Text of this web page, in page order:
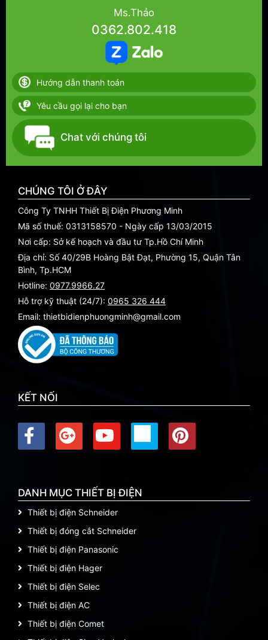
Ms.Thảo
0362.802.418
Hướng dẫn thanh toán
Yêu cầu gọi lại cho bạn
Chat với chúng tôi
CHÚNG TÔI Ở ĐÂY
Công Ty TNHH Thiết Bị Điện Phương Minh
Mã số thuế: 0313158570 - Ngày cấp 13/03/2015
Nơi cấp: Sở kế hoạch và đầu tư Tp.Hồ Chí Minh
Địa chỉ: Số 40/29B Hoàng Bật Đạt, Phường 15, Quận Tân
Bình, Tp.HCM
Hotline: 0977.9966.27
Hỗ trợ kỹ thuật (24/7): 0965 326 444
Email: thietbidienphuongminh@gmail.com
KẾT NỐI
DANH MỤC THIẾT BỊ ĐIỆN
Thiết bị điện Schneider
Thiết bị đóng cắt Schneider
Thiết bị điện Panasonic
Thiết bị điện Hager
Thiết bị điện Selec
Thiết bị điện AC
Thiết bị điện Comet